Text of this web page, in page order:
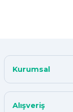
Kurumsal
Alışveriş